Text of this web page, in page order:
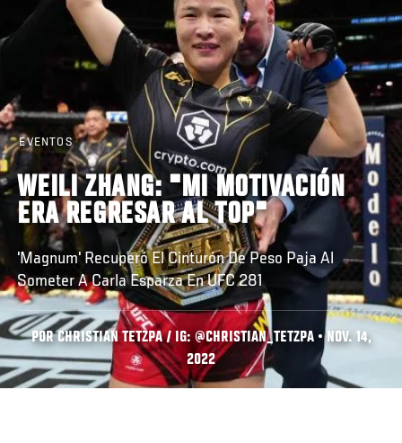
EVENTOS
WEILI ZHANG: "MI MOTIVACIÓN
ERA REGRESAR AL TOP"
'Magnum' Recuperó El Cinturón De Peso Paja Al
Someter A Carla Esparza En UFC 281
POR CHRISTIAN TETZPA / IG: @CHRISTIAN_TETZPA • NOV. 14,
2022